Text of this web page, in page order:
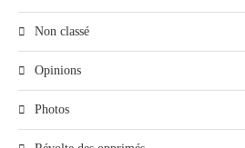
Non classé
Opinions
Photos